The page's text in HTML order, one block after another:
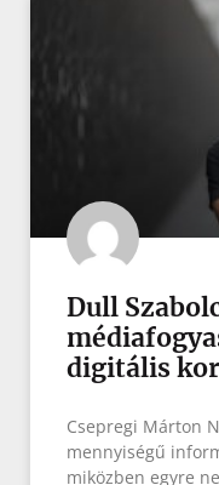
Dull
digitális
Csepregi Márton
mennyiségű
miközben egyre